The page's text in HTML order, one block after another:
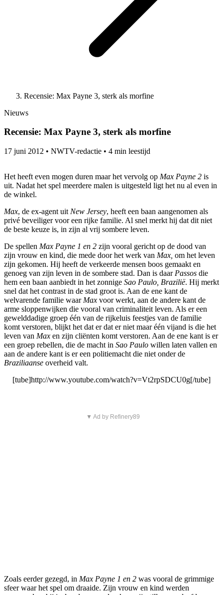
Recensie: Max Payne 3, sterk als morfine
Nieuws
Recensie: Max Payne 3, sterk als morfine
17 juni 2012 • NWTV-redactie • 4 min leestijd
Het heeft even mogen duren maar het vervolg op Max Payne 2 is
uit. Nadat het spel meerdere malen is uitgesteld ligt het nu al even in
de winkel.
Max, de ex-agent uit New Jersey, heeft een baan aangenomen als
privé beveiliger voor een rijke familie. Al snel merkt hij dat dit niet
de beste keuze is, in zijn al vrij sombere leven.
De spellen Max Payne 1 en 2 zijn vooral gericht op de dood van
zijn vrouw en kind, die mede door het werk van Max, om het leven
zijn gekomen. Hij heeft de verkeerde mensen boos gemaakt en
genoeg van zijn leven in de sombere stad. Dan is daar Passos die
hem een baan aanbiedt in het zonnige Sao Paulo, Brazilië. Hij merkt
snel dat het contrast in de stad groot is. Aan de ene kant de
welvarende familie waar Max voor werkt, aan de andere kant de
arme sloppenwijken die vooral van criminaliteit leven. Als er een
gewelddadige groep één van de rijkeluis feestjes van de familie
komt verstoren, blijkt het dat er dat er niet maar één vijand is die het
leven van Max en zijn cliënten komt verstoren. Aan de ene kant is er
een groep rebellen, die de macht in Sao Paulo willen laten vallen en
aan de andere kant is er een politiemacht die niet onder de
Braziliaanse overheid valt.
[tube]http://www.youtube.com/watch?v=Vt2rpSDCU0g[/tube]
▼ Ad by Refinery89
Zoals eerder gezegd, in Max Payne 1 en 2 was vooral de grimmige
sfeer waar het spel om draaide. Zijn vrouw en kind werden